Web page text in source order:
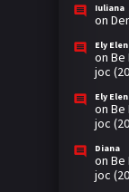
Iuliana
on
Ely
on Be
joc
Ely
on Be
joc
Diana
on Be
joc